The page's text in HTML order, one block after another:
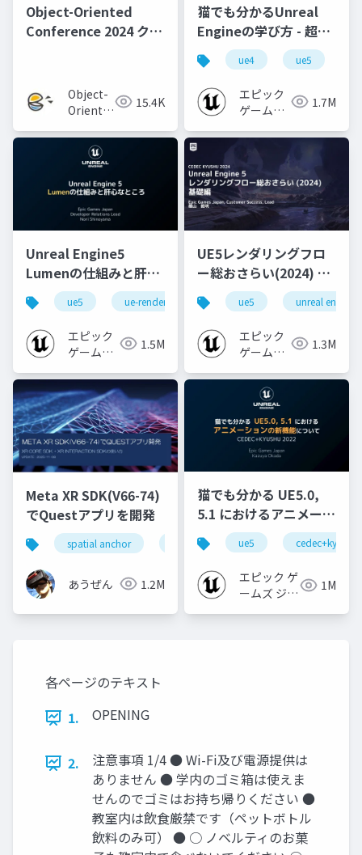
Object-Oriented
Conference 2024 クロ
Object-
Oriented
15.4K
猫でも分かるUnreal
Engineの学び方 - 超初
心者向け編 - 2023 v1.0
ue4 ue5
エピック
ゲームズ
1.7M
Unreal Engine5
Lumenの仕組みと肝心
なところ
ue5 ue-rendering ue-lumen
エピック
ゲームズ
1.5M
UE5レンダリングフロ
ー総おさらい(2024) 基
礎編！
[CEDEC+KYUSHU
2024]
ue5 unreal engine
エピック
ゲームズ
1.3M
Meta XR SDK(V66-74)
でQuestアプリを開発
spatial anchor quest pro
あうぜん 1.2M
猫でも分かる UE5.0,
5.1 におけるアニメーシ
ョンの新機能について
【CEDEC+KYUSHU
2022】
ue5 cedec+kyushu
エピック ゲ
ームズ ジャ
1M
各ページのテキスト
1.
OPENING
2.
注意事項 1/4 ● Wi-Fi及び電源提供は
ありません ● 学内のゴミ箱は使えま
せんのでゴミはお持ち帰りください ●
教室内は飲食厳禁です（ペットボトル
飲料のみ可） ● ○ ノベルティのお菓